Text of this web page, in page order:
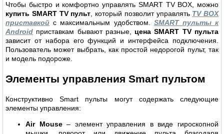
Чтобы быстро и комфортно управлять SMART TV BOX, можно
купить SMART TV пульт, который позволит управлять TV BOX
приставкой с максимальным удобством. SMART пульты к
Android приставкам бывают разные, цена SMART TV пульта
зависит от набора его функций и интерфейса подключения.
Пользователь может выбрать, как простой недорогой пульт, так
и модель подороже.
Элементы управления Smart пультом
Конструктивно Smart пульты могут содержать следующие
элементы управления:
Air Mouse– элемент управления в виде гироскопной